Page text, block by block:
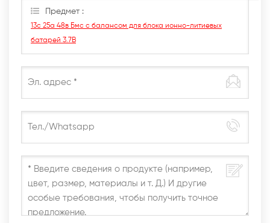
только сможем.
Предмет :
13с 25а 48в Бмс с балансом для блока ионно-литиевых
батарей 3.7В